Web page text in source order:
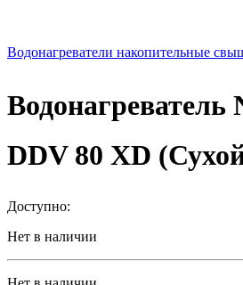
Водонагреватели накопительные
Водонагреватель
DDV 80 XD
Доступно:
Нет в наличии